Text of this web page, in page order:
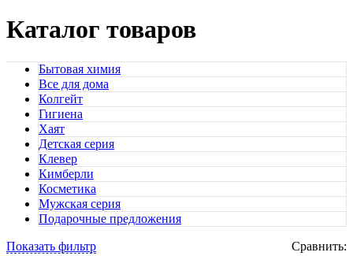
Каталог товаров
Бытовая химия
Все для дома
Колгейт
Гигиена
Хаят
Детская серия
Клевер
Кимберли
Косметика
Мужская серия
Подарочные предложения
Показать фильтр
Сравнить: